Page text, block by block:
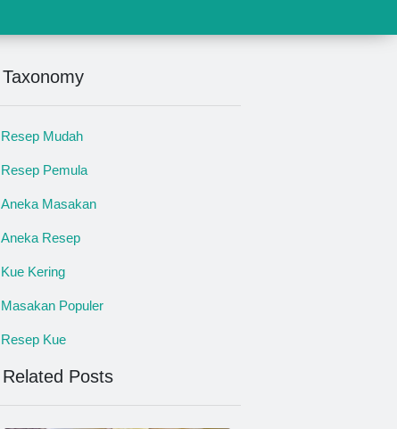
Taxonomy
Resep Mudah
Resep Pemula
Aneka Masakan
Aneka Resep
Kue Kering
Masakan Populer
Resep Kue
Related Posts